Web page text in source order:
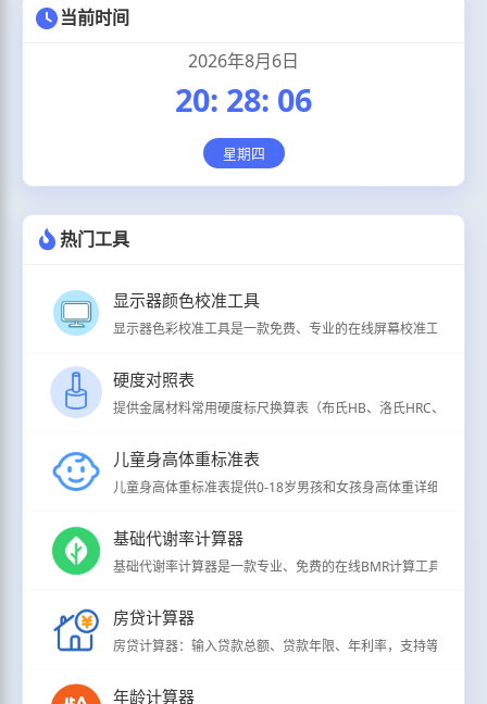
当前时间
2026年8月6日
20: 28: 06
星期四
热门工具
显示器颜色校准工具
显示器色彩校准工具是一款免费、专业的在线屏幕校准工具，
硬度对照表
提供金属材料常用硬度标尺换算表（布氏HB、洛氏HRC、维氏
儿童身高体重标准表
儿童身高体重标准表提供0-18岁男孩和女孩身高体重详细分级
基础代谢率计算器
基础代谢率计算器是一款专业、免费的在线BMR计算工具，用
房贷计算器
房贷计算器：输入贷款总额、贷款年限、年利率，支持等额本
年龄计算器